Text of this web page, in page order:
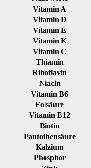
Vitamin A
Vitamin D
Vitamin E
Vitamin K
Vitamin C
Thiamin
Riboflavin
Niacin
Vitamin B6
Folsäure
Vitamin B12
Biotin
Pantothensäure
Kalzium
Phosphor